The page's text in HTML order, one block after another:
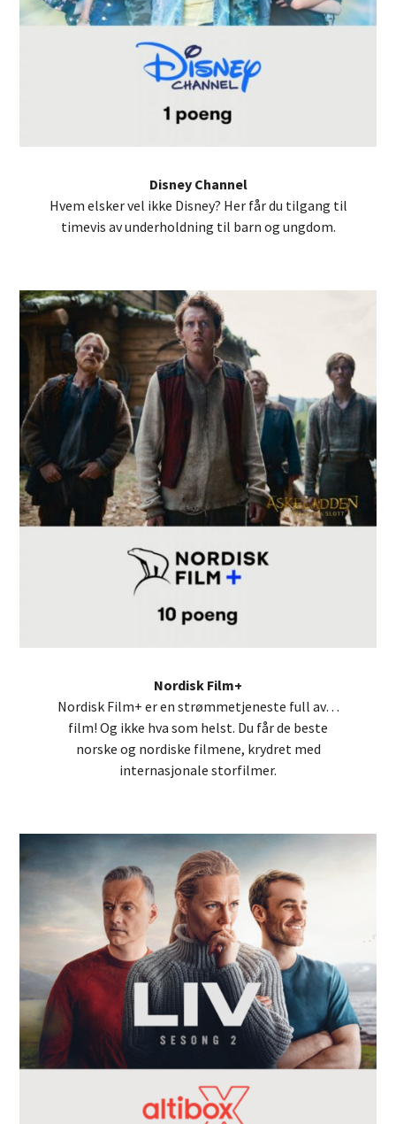
Disney Channel
Hvem elsker vel ikke Disney? Her får du tilgang til
timevis av underholdning til barn og ungdom.
Nordisk Film+
Nordisk Film+ er en strømmetjeneste full av…
film! Og ikke hva som helst. Du får de beste
norske og nordiske filmene, krydret med
internasjonale storfilmer.